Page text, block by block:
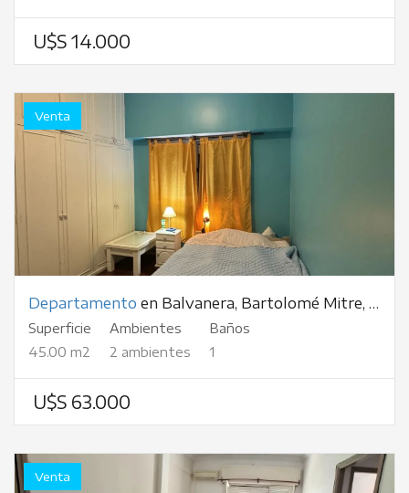
U$S 14.000
Venta
Departamento en Balvanera, Bartolomé Mitre, al 2300
Superficie
45.00 m2
Ambientes
2 ambientes
Baños
1
U$S 63.000
Venta